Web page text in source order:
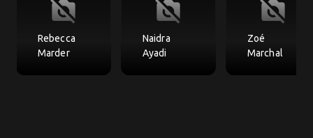
no_photography
Rebecca
Marder
no_photography
Naidra
Ayadi
no_photography
Zoé
Marchal